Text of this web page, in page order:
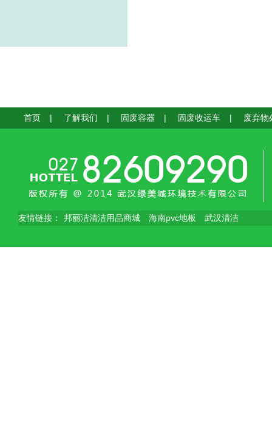
首页 | 了解我们 | 固废容器 | 固废收运车 | 废弃物
友情链接： 邦丽洁清洁用品商城 海南pvc地板 武汉清洁